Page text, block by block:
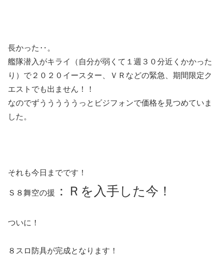
長かった‥。
艦隊潜入がキライ（自分が弱くて１週３０分近くかかった
り）で２０２０イースター、ＶＲなどの緊急、期間限定ク
エストでも出ません！！
なのでずうううううっとビジフォンで価格を見つめていま
した。
それも今日までです！
Ｓ８舞空の援 ： Ｒを入手した今！
ついに！
８スロ防具が完成となります！